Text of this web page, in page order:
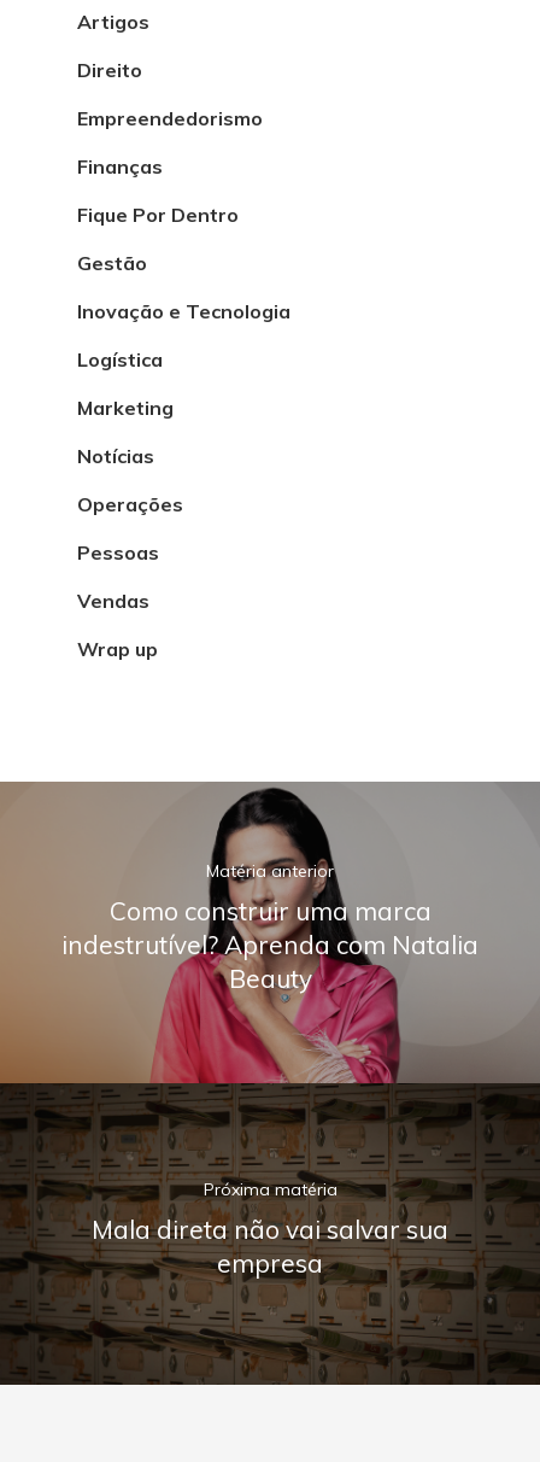
Artigos
Direito
Empreendedorismo
Finanças
Fique Por Dentro
Gestão
Inovação e Tecnologia
Logística
Marketing
Notícias
Operações
Pessoas
Vendas
Wrap up
Matéria anterior
Como construir uma marca
indestrutível? Aprenda com Natalia
Beauty
Próxima matéria
Mala direta não vai salvar sua
empresa